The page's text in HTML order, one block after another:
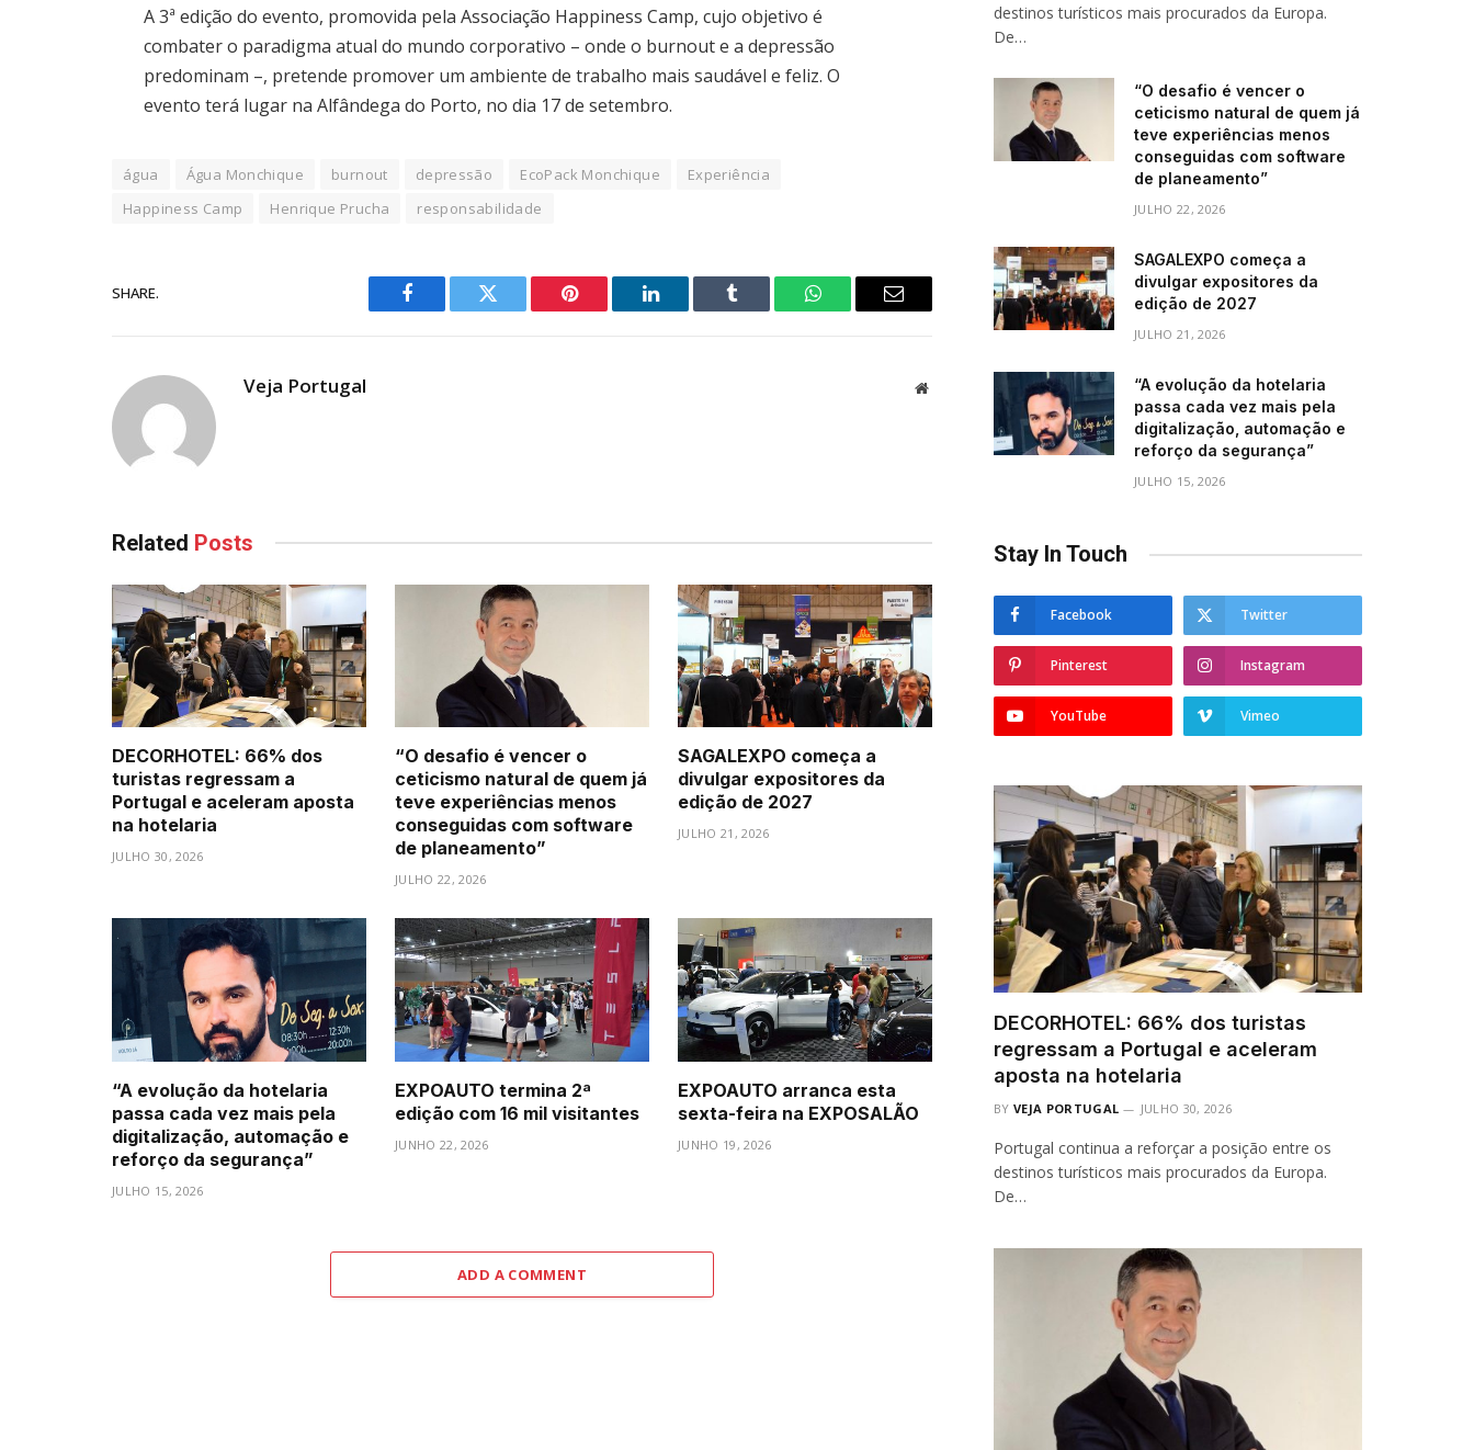
A 3ª edição do evento, promovida pela Associação Happiness Camp, cujo objetivo é
combater o paradigma atual do mundo corporativo – onde o burnout e a depressão
predominam –, pretende promover um ambiente de trabalho mais saudável e feliz. O
evento terá lugar na Alfândega do Porto, no dia 17 de setembro.
água Água Monchique burnout depressão EcoPack Monchique
Experiência
Happiness Camp
Henrique Prucha responsabilidade
SHARE.
Facebook Twitter Pinterest LinkedIn Tumblr WhatsAppEmail
Veja Portugal Website
Related Posts
DECORHOTEL: 66% dos
turistas regressam a
Portugal e aceleram aposta
na hotelaria
JULHO 30, 2026
“O desafio é vencer o
ceticismo natural de quem já
teve experiências menos
conseguidas com software
de planeamento”
JULHO 22, 2026
SAGALEXPO começa a
divulgar expositores da
edição de 2027
JULHO 21, 2026
“A evolução da hotelaria
passa cada vez mais pela
digitalização, automação e
reforço da segurança”
JULHO 15, 2026
EXPOAUTO termina 2ª
edição com 16 mil visitantes
JUNHO 22, 2026
EXPOAUTO arranca esta
sexta-feira na EXPOSALÃO
JUNHO 19, 2026
ADD A COMMENT
destinos turísticos mais procurados da Europa.
De…
“O desafio é vencer o
ceticismo natural de quem já
teve experiências menos
conseguidas com software
de planeamento”
JULHO 22, 2026
SAGALEXPO começa a
divulgar expositores da
edição de 2027
JULHO 21, 2026
“A evolução da hotelaria
passa cada vez mais pela
digitalização, automação e
reforço da segurança”
JULHO 15, 2026
Stay In Touch
Facebook Twitter
Pinterest Instagram
YouTube Vimeo
DECORHOTEL: 66% dos turistas
regressam a Portugal e aceleram
aposta na hotelaria
BY VEJA PORTUGAL JULHO 30, 2026
Portugal continua a reforçar a posição entre os
destinos turísticos mais procurados da Europa.
De…